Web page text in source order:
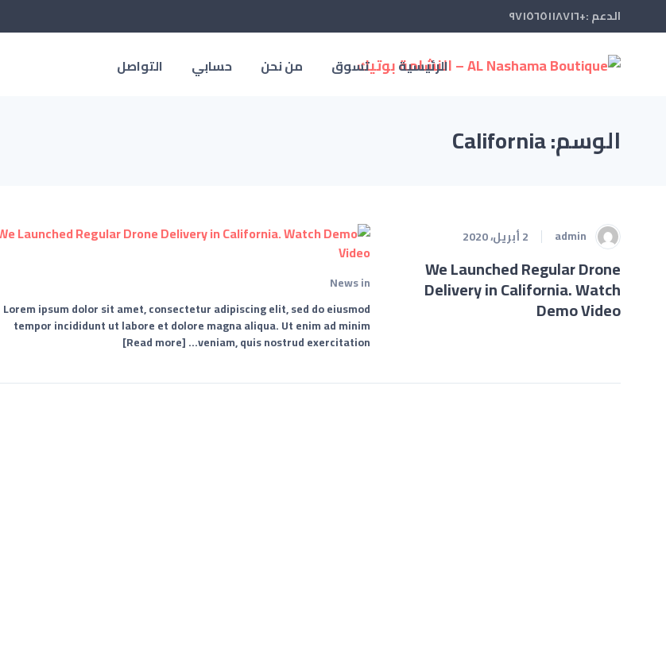
الدعم :+٩٧١٥٦٥١١٨٧١٦
الرئيسية تسوق من نحن حسابي التواصل
الوسم: California
2 أبريل، 2020
We Launched Regular Drone
Delivery in California. Watch
Demo Video
in
News
Lorem ipsum dolor sit amet, consectetur adipiscing elit, sed do eiusmod
tempor incididunt ut labore et dolore magna aliqua. Ut enim ad minim
veniam, quis nostrud exercitation…
[Read more]